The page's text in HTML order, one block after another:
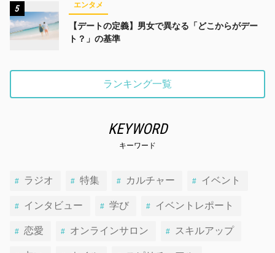
5 エンタメ
【デートの定義】男女で異なる「どこからがデー
ト？」の基準
ランキング一覧
KEYWORD
キーワード
ラジオ 特集 カルチャー イベント
インタビュー 学び イベントレポート
恋愛 オンラインサロン スキルアップ